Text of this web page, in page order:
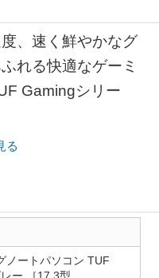
、速く鮮やかなグ
れる快適なゲーミ
Gamingシリー
る
ノートパソコン TUF